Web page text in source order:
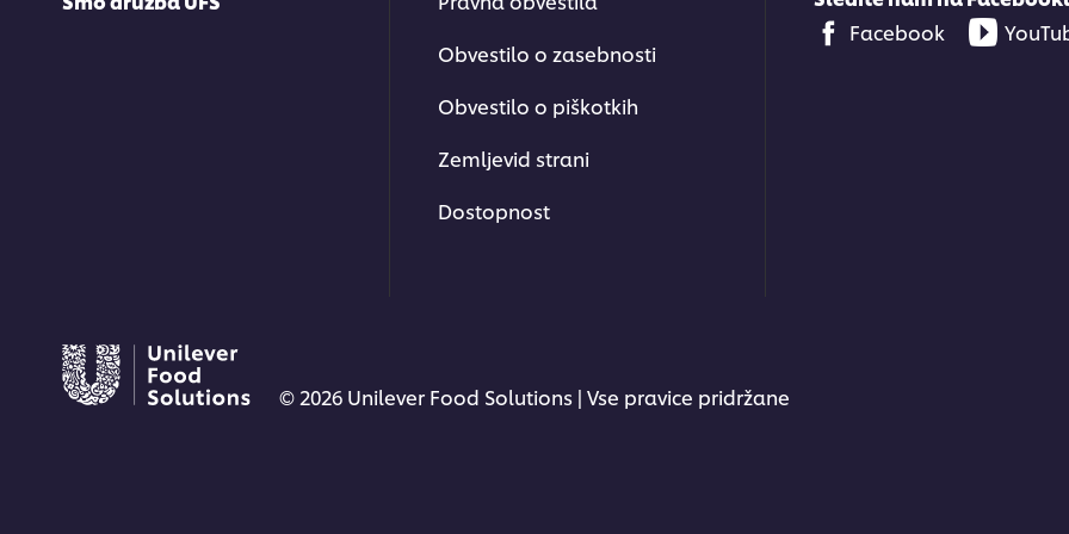
Obvestilo o zasebnosti
Obvestilo o piškotkih
Zemljevid strani
Dostopnost
Facebook
© 2026 Unilever Food Solutions | Vse pravice pridržane